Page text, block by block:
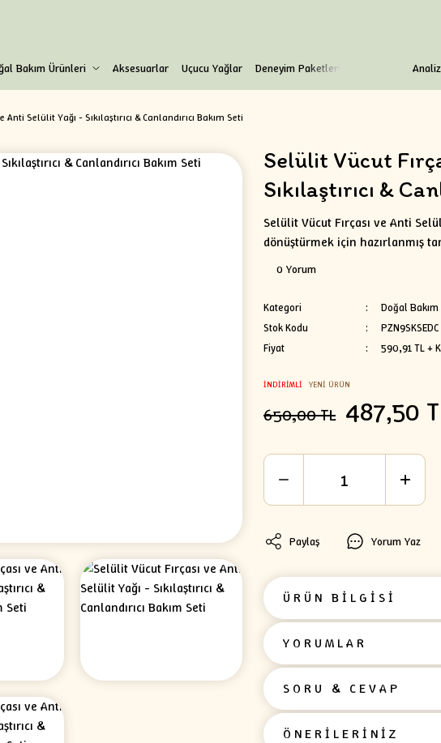
Bakım Ürünleri Aksesuarlar Uçucu Yağlar Deneyim Paketleri
Selülit Yağı - Sıkılaştırıcı & Canlandırıcı Bakım Seti
Selülit Vücut
Sıkılaştırıcı &
Selülit Vücut Fırçası ve Anti
dönüştürmek için hazırlanmış
0 Yorum
Kategori Doğal
Stok Kodu
PZN9SKSEDC
Fiyat
590,91 TL +
İNDİRİMLİ YENİ ÜRÜN
650,00 TL 487,50
Paylaş Yorum Yaz
ÜRÜN BİLGİSİ
YORUMLAR
SORU & CEVAP
ÖNERİLERİNİZ